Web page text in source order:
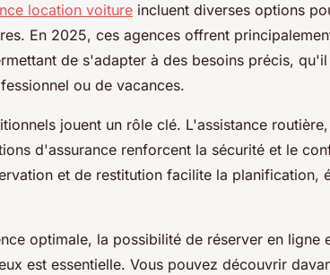
location voiture incluent diverses options
En 2025, ces agences offrent
de s'adapter à des besoins précis,
ou de vacances.
jouent un rôle clé. L'assistance
d'assurance renforcent la sécurité et le
et de restitution facilite la planification,
optimale, la possibilité de réserver en ligne
est essentielle. Vous pouvez découvrir